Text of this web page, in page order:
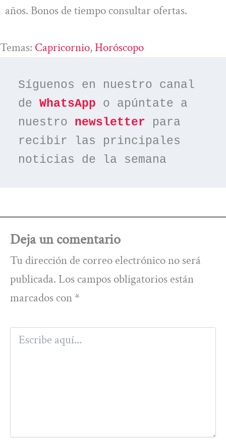
años. Bonos de tiempo consultar ofertas.
Temas: Capricornio, Horóscopo
Síguenos en nuestro canal
de WhatsApp o apúntate a
nuestro newsletter para
recibir las principales
noticias de la semana
Deja un comentario
Tu dirección de correo electrónico no será
publicada. Los campos obligatorios están
marcados con *
aquí...